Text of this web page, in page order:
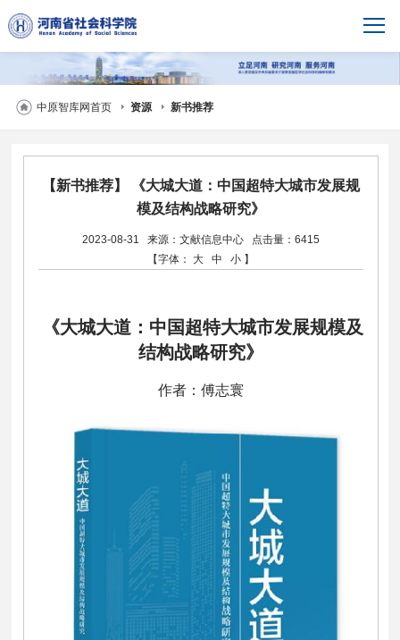
中原智库网首页 资源 新书推荐
【新书推荐】 《大城大道：中国超特大城市发展规
模及结构战略研究》
2023-08-31 来源：文献信息中心
点击量：6415
【字体：
大 中 小 】
《大城大道：中国超特大城市发展规模及
结构战略研究》
作者：傅志寰